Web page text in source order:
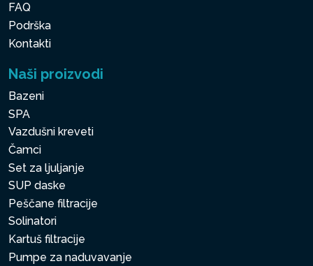
FAQ
Podrška
Kontakti
Naši proizvodi
Bazeni
SPA
Vazdušni kreveti
Čamci
Set za ljuljanje
SUP daske
Peščane filtracije
Solinatori
Kartuš filtracije
Pumpe za naduvavanje